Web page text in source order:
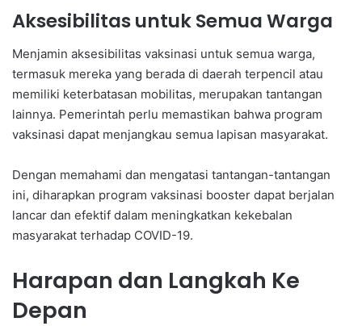
Aksesibilitas untuk Semua Warga
Menjamin aksesibilitas vaksinasi untuk semua warga,
termasuk mereka yang berada di daerah terpencil atau
memiliki keterbatasan mobilitas, merupakan tantangan
lainnya. Pemerintah perlu memastikan bahwa program
vaksinasi dapat menjangkau semua lapisan masyarakat.
Dengan memahami dan mengatasi tantangan-tantangan
ini, diharapkan program vaksinasi booster dapat berjalan
lancar dan efektif dalam meningkatkan kekebalan
masyarakat terhadap COVID-19.
Harapan dan Langkah Ke
Depan